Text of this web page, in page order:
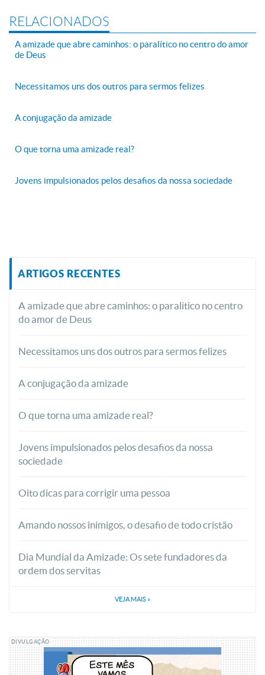
RELACIONADOS
A amizade que abre caminhos: o paralítico no centro do amor
de Deus
Necessitamos uns dos outros para sermos felizes
A conjugação da amizade
O que torna uma amizade real?
Jovens impulsionados pelos desafios da nossa sociedade
ARTIGOS RECENTES
A amizade que abre caminhos: o paralítico no centro
do amor de Deus
Necessitamos uns dos outros para sermos felizes
A conjugação da amizade
O que torna uma amizade real?
Jovens impulsionados pelos desafios da nossa
sociedade
Oito dicas para corrigir uma pessoa
Amando nossos inimigos, o desafio de todo cristão
Dia Mundial da Amizade: Os sete fundadores da
ordem dos servitas
VEJA MAIS »
DIVULGAÇÃO